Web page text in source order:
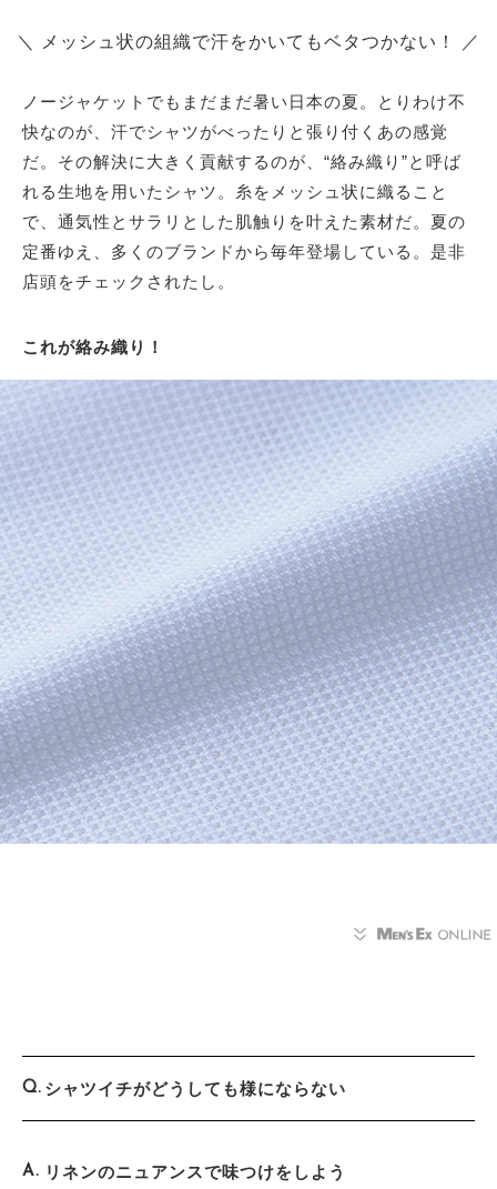
＼ メッシュ状の組織で汗をかいてもベタつかない！ ／
ノージャケットでもまだまだ暑い日本の夏。とりわけ不
快なのが、汗でシャツがべったりと張り付くあの感覚
だ。その解決に大きく貢献するのが、“絡み織り”と呼ば
れる生地を用いたシャツ。糸をメッシュ状に織ること
で、通気性とサラリとした肌触りを叶えた素材だ。夏の
定番ゆえ、多くのブランドから毎年登場している。是非
店頭をチェックされたし。
これが絡み織り！
シャツイチがどうしても様にならない
リネンのニュアンスで味つけをしよう